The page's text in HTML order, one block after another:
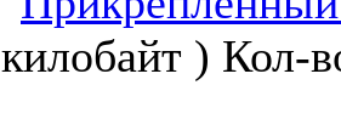
килобайт ) Кол-